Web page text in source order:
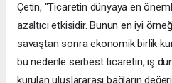
Çetin, "Ticaretin dünyaya en
azaltıcı etkisidir. Bunun en iyi
savaştan sonra ekonomik birlik
bu nedenle serbest ticaretin, iş